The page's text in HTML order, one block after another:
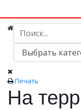
Печать
На